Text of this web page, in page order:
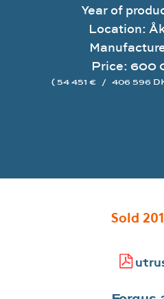
Year of
Location:
Price: 600
( 54 451 € / 406 596
Sold